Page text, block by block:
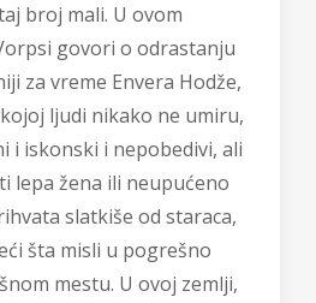
broj mali. U ovom
govori o odrastanju
za vreme Envera Hodže,
ljudi nikako ne umiru,
i iskonski i nepobedivi, ali
lepa žena ili neupućeno
slatkiše od staraca,
šta misli u pogrešno
mestu. U ovoj zemlji,